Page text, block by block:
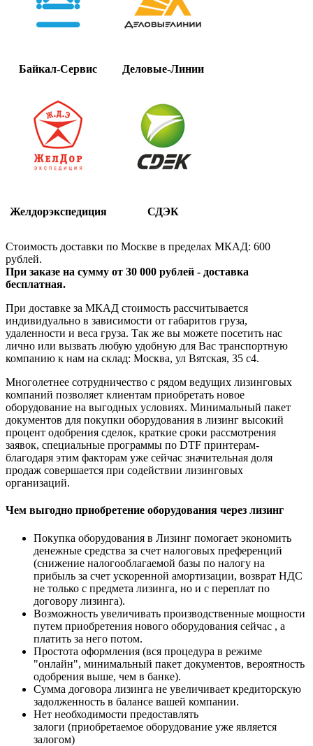
Байкал-Сервис Деловые-Линии
Желдорэкспедиция СДЭК
Стоимость доставки по Москве в пределах МКАД: 600
рублей.
При заказе на сумму от 30 000 рублей - доставка
бесплатная.
При доставке за МКАД стоимость рассчитывается
индивидуально в зависимости от габаритов груза,
удаленности и веса груза. Так же вы можете посетить нас
лично или вызвать любую удобную для Вас транспортную
компанию к нам на склад: Москва, ул Вятская, 35 c4.
Многолетнее сотрудничество с рядом ведущих лизинговых
компаний позволяет клиентам приобретать новое
оборудование на выгодных условиях. Минимальный пакет
документов для покупки оборудования в лизинг высокий
процент одобрения сделок, краткие сроки рассмотрения
заявок, специальные программы по DTF принтерам-
благодаря этим факторам уже сейчас значительная доля
продаж совершается при содействии лизинговых
организаций.
Чем выгодно приобретение оборудования через лизинг
Покупка оборудования в Лизинг помогает экономить
денежные средства за счет налоговых преференций
(снижение налогооблагаемой базы по налогу на
прибыль за счет ускоренной амортизации, возврат НДС
не только с предмета лизинга, но и с переплат по
договору лизинга).
Возможность увеличивать производственные мощности
путем приобретения нового оборудования сейчас , а
платить за него потом.
Простота оформления (вся процедура в режиме
"онлайн", минимальный пакет документов, вероятность
одобрения выше, чем в банке).
Сумма договора лизинга не увеличивает кредиторскую
задолженность в балансе вашей компании.
Нет необходимости предоставлять
залоги (приобретаемое оборудование уже является
залогом)